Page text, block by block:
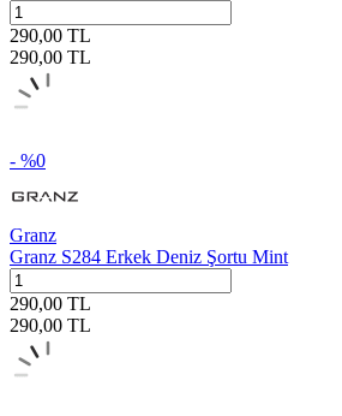
290,00 TL
290,00 TL
- %0
Granz
Granz S284 Erkek Deniz Şortu Mint
290,00 TL
290,00 TL